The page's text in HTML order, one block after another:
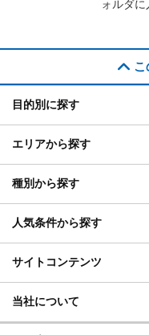
ォルダに
こ
目的別に探す
エリアから探す
種別から探す
人気条件から探す
サイトコンテンツ
当社について